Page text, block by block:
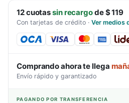
12cuotassin recargode$ 119
Con tarjetas de crédito · Ver medios
Comprando ahora te llega
Envío rápido y garantizado
PAGANDO POR TRANSFERENCIA